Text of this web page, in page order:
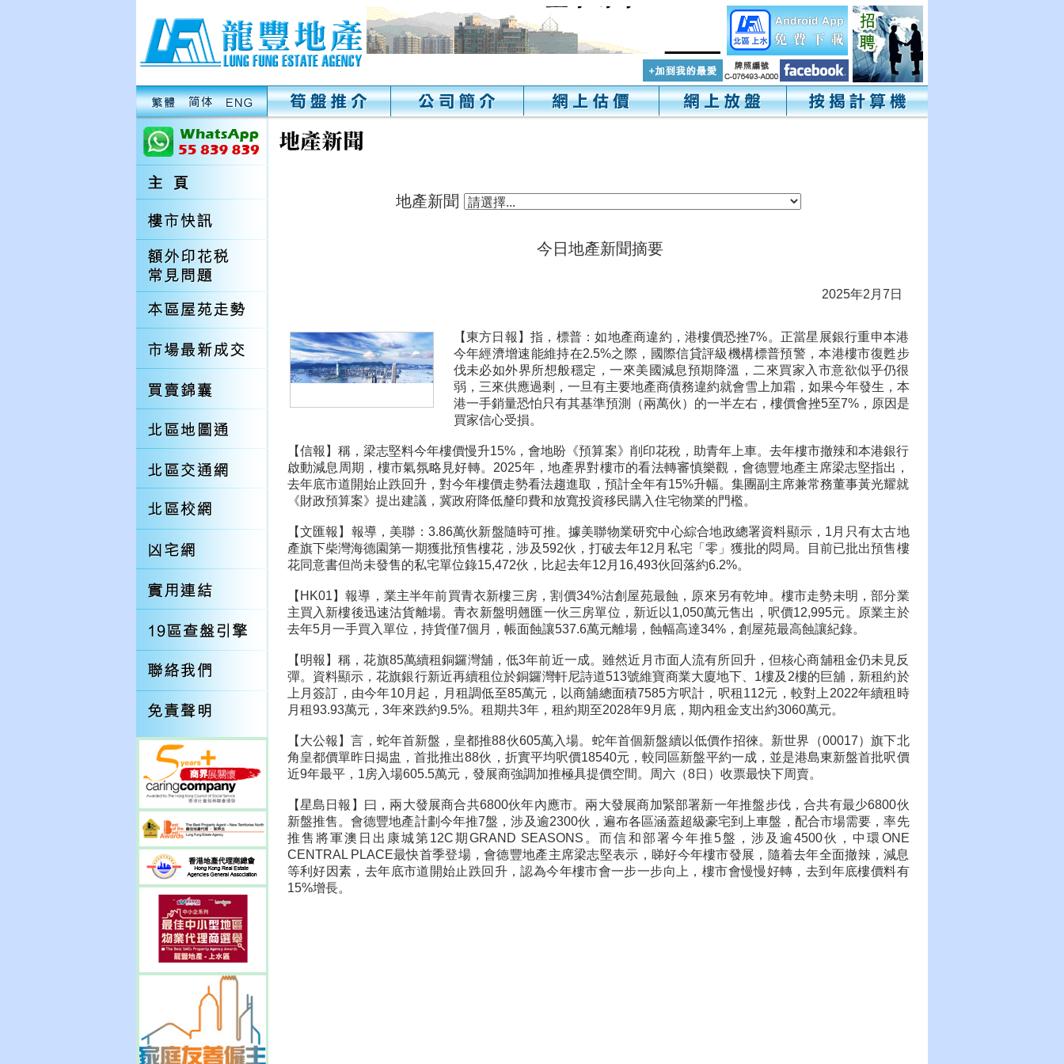
地產新聞
今日地產新聞摘要
2025年2月7日
【東方日報】指，標普：如地產商違約，港樓價恐挫7%。正當星展銀行重申本港
今年經濟增速能維持在2.5%之際，國際信貸評級機構標普預警，本港樓市復甦步
伐未必如外界所想般穩定，一來美國減息預期降溫，二來買家入市意欲似乎仍很
弱，三來供應過剩，一旦有主要地產商債務違約就會雪上加霜，如果今年發生，本
港一手銷量恐怕只有其基準預測（兩萬伙）的一半左右，樓價會挫5至7%，原因是
買家信心受損。
【信報】稱，梁志堅料今年樓價慢升15%，會地盼《預算案》削印花稅，助青年上車。去年樓市撤辣和本港銀行
啟動減息周期，樓市氣氛略見好轉。2025年，地產界對樓市的看法轉審慎樂觀，會德豐地產主席梁志堅指出，
去年底市道開始止跌回升，對今年樓價走勢看法趨進取，預計全年有15%升幅。集團副主席兼常務董事黃光耀就
《財政預算案》提出建議，冀政府降低釐印費和放寬投資移民購入住宅物業的門檻。
【文匯報】報導，美聯：3.86萬伙新盤隨時可推。據美聯物業研究中心綜合地政總署資料顯示，1月只有太古地
產旗下柴灣海德園第一期獲批預售樓花，涉及592伙，打破去年12月私宅「零」獲批的悶局。目前已批出預售樓
花同意書但尚未發售的私宅單位錄15,472伙，比起去年12月16,493伙回落約6.2%。
【HK01】報導，業主半年前買青衣新樓三房，割價34%沽創屋苑最蝕，原來另有乾坤。樓市走勢未明，部分業
主買入新樓後迅速沽貨離場。青衣新盤明翹匯一伙三房單位，新近以1,050萬元售出，呎價12,995元。原業主於
去年5月一手買入單位，持貨僅7個月，帳面蝕讓537.6萬元離場，蝕幅高達34%，創屋苑最高蝕讓紀錄。
【明報】稱，花旗85萬續租銅鑼灣舖，低3年前近一成。雖然近月市面人流有所回升，但核心商舖租金仍未見反
彈。資料顯示，花旗銀行新近再續租位於銅鑼灣軒尼詩道513號維寶商業大廈地下、1樓及2樓的巨舖，新租約於
上月簽訂，由今年10月起，月租調低至85萬元，以商舖總面積7585方呎計，呎租112元，較對上2022年續租時
月租93.93萬元，3年來跌約9.5%。租期共3年，租約期至2028年9月底，期內租金支出約3060萬元。
【大公報】言，蛇年首新盤，皇都推88伙605萬入場。蛇年首個新盤續以低價作招徠。新世界（00017）旗下北
角皇都價單昨日揭盅，首批推出88伙，折實平均呎價18540元，較同區新盤平約一成，並是港島東新盤首批呎價
近9年最平，1房入場605.5萬元，發展商強調加推極具提價空間。周六（8日）收票最快下周賣。
【星島日報】曰，兩大發展商合共6800伙年內應市。兩大發展商加緊部署新一年推盤步伐，合共有最少6800伙
新盤推售。會德豐地產計劃今年推7盤，涉及逾2300伙，遍布各區涵蓋超級豪宅到上車盤，配合市場需要，率先
推售將軍澳日出康城第12C期GRAND SEASONS。而信和部署今年推5盤，涉及逾4500伙，中環ONE
CENTRAL PLACE最快首季登場，會德豐地產主席梁志堅表示，睇好今年樓市發展，隨着去年全面撤辣，減息
等利好因素，去年底市道開始止跌回升，認為今年樓市會一步一步向上，樓市會慢慢好轉，去到年底樓價料有
15%增長。